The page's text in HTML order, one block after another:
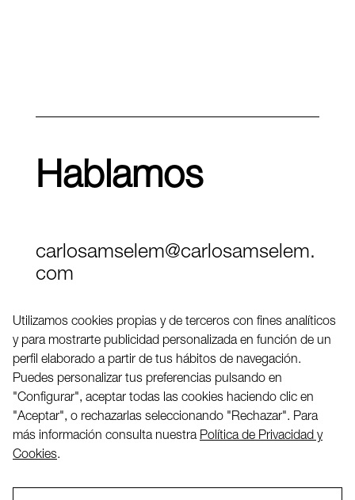
Hablamos
carlosamselem@carlosamselem.
com
Twitter
LinkedIN
2026 ©
Utilizamos cookies propias y de terceros con fines analíticos
y para mostrarte publicidad personalizada en función de un
perfil elaborado a partir de tus hábitos de navegación.
Puedes personalizar tus preferencias pulsando en
"Configurar", aceptar todas las cookies haciendo clic en
"Aceptar", o rechazarlas seleccionando "Rechazar". Para
más información consulta nuestra Política de Privacidad y
Cookies.